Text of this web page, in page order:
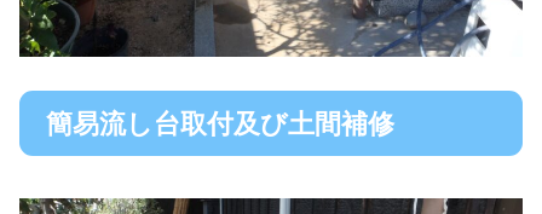
簡易流し台取付及び土間補修